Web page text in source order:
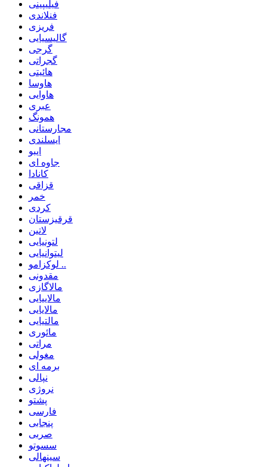
فیلیپینی
فنلاندی
فریزی
گالیسیایی
گرجی
گجراتی
هائیتی
هاوسا
هاوایی
عبری
همونگ
مجارستانی
ایسلندی
ایبو
جاوه ای
کانادا
قزاقی
خمر
کردی
قرقیزستان
لاتین
لتونیایی
لیتوانیایی
لوکزامو ..
مقدونی
مالاگازی
مالاییایی
مالایایی
مالتیایی
مائوری
مراتی
مغولی
برمه ای
نپالی
نروژی
پشتو
فارسی
پنجابی
صربی
سسوتو
سینهالی